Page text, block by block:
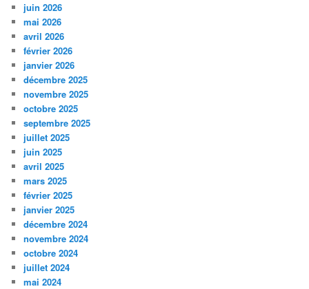
juin 2026
mai 2026
avril 2026
février 2026
janvier 2026
décembre 2025
novembre 2025
octobre 2025
septembre 2025
juillet 2025
juin 2025
avril 2025
mars 2025
février 2025
janvier 2025
décembre 2024
novembre 2024
octobre 2024
juillet 2024
mai 2024